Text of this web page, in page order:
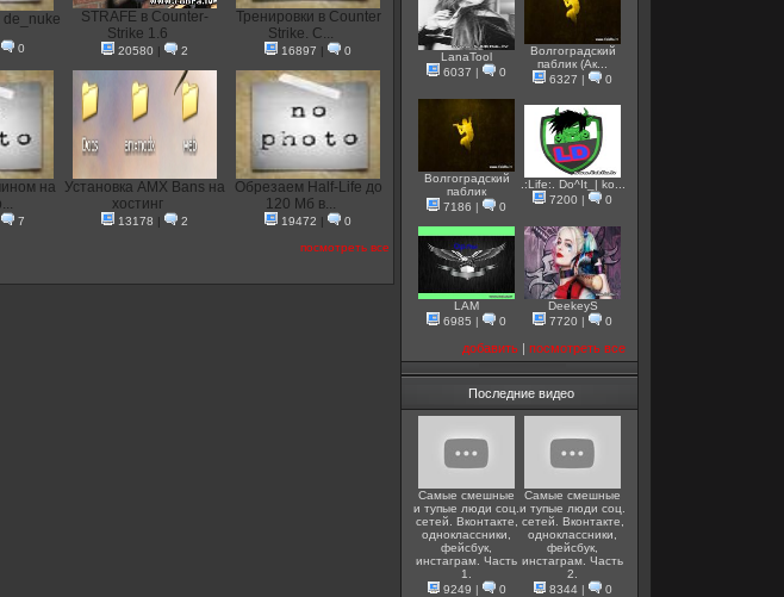
0
STRAFE в Counter-
Strike 1.6
20580 | 2
Тренировки в Counter
Strike. С...
16897 | 0
на
7
Установка AMX Bans на
хостинг
13178 | 2
Обрезаем Half-Life до
120 Мб в...
19472 |
0
посмотреть все
LanaTool
6037 | 0
Волгоградский
паблик (Ак...
6327 | 0
Волгоградский
паблик
7186 | 0
.:Life:. Do^It_| ko...
7200 | 0
LAM
6985 | 0
DeekeyS
7720 | 0
добавить | посмотреть все
Последние видео
Самые смешные
и тупые люди соц.
сетей. Вконтакте,
одноклассники,
фейсбук,
инстаграм. Часть
1.
9249 | 0
Самые смешные
и тупые люди соц.
сетей. Вконтакте,
одноклассники,
фейсбук,
инстаграм. Часть
2.
8344| 0